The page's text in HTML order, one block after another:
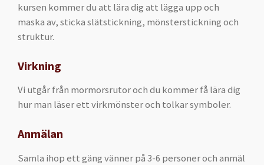
kursen kommer du att lära dig att lägga upp och
maska av, sticka slätstickning, mönsterstickning och
struktur.
​Virkning
Vi utgår från mormorsrutor och du kommer få lära dig
hur man läser ett virkmönster och tolkar symboler.
Anmälan
Samla ihop ett gäng vänner på 3-6 personer och anmäl